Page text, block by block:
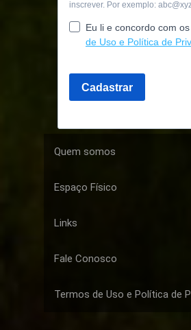
Quem somos
Espaço Físico
Links
Fale Conosco
Termos de Uso e Política de